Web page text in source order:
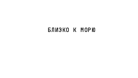
БЛИЗКО К МОРЮ